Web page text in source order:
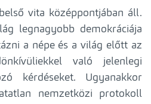
vita középpontjában áll.
legnagyobb demokráciája
a népe és a világ előtt az
való jelenlegi
kérdéseket. Ugyanakkor
nemzetközi protokoll